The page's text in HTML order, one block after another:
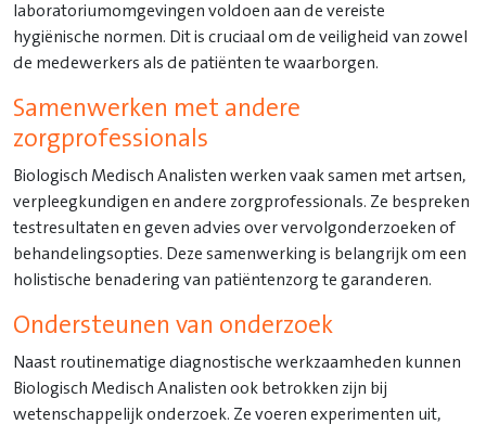
laboratoriumomgevingen voldoen aan de vereiste
hygiënische normen. Dit is cruciaal om de veiligheid van zowel
de medewerkers als de patiënten te waarborgen.
Samenwerken met andere
zorgprofessionals
Biologisch Medisch Analisten werken vaak samen met artsen,
verpleegkundigen en andere zorgprofessionals. Ze bespreken
testresultaten en geven advies over vervolgonderzoeken of
behandelingsopties. Deze samenwerking is belangrijk om een
holistische benadering van patiëntenzorg te garanderen.
Ondersteunen van onderzoek
Naast routinematige diagnostische werkzaamheden kunnen
Biologisch Medisch Analisten ook betrokken zijn bij
wetenschappelijk onderzoek. Ze voeren experimenten uit,